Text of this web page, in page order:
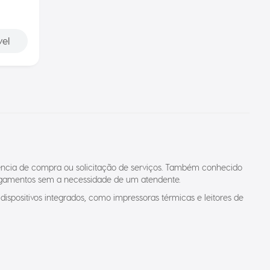
de compra ou solicitação de serviços. Também conhecido
sem a necessidade de um atendente.
integrados, como impressoras térmicas e leitores de